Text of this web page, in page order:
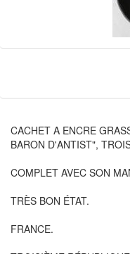
CACHET A ENCRE
BARON D'ANTIST",
COMPLET AVEC SON
TRÈS BON ÉTAT.
FRANCE.